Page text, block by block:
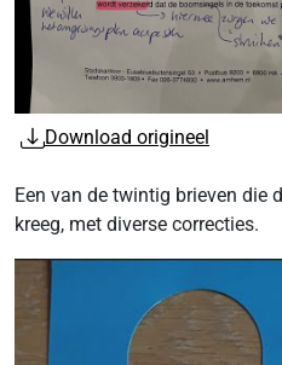
Download origineel
Een van de twintig brieven die
kreeg, met diverse correcties.